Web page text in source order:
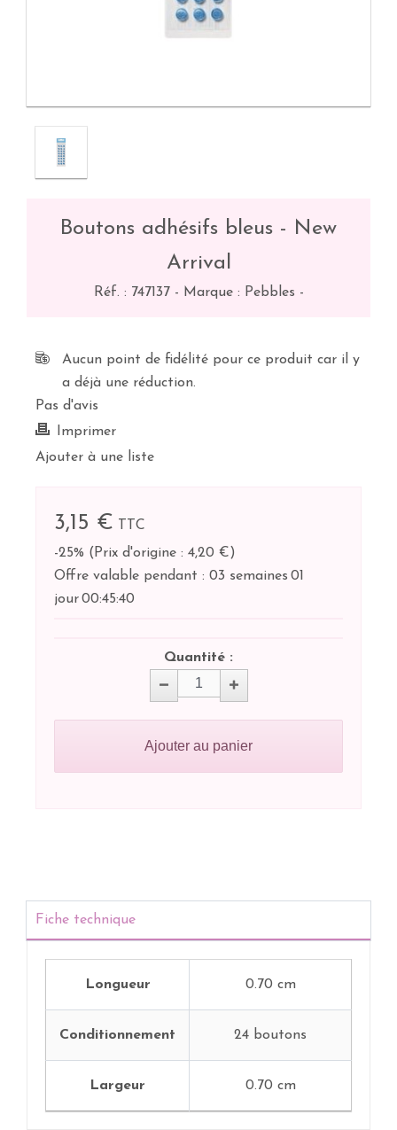
Boutons adhésifs bleus - New
Arrival
Réf. : 747137- Marque : Pebbles -
Aucun point de fidélité pour ce produit car il y
a déjà une réduction.
Pas d'avis
Imprimer
Ajouter à une liste
3,15 €
TTC
-25% ( Prix d'origine : 4,20 €)
Offre valable pendant : 03 semaines 01
jour00:45:40
Quantité :
Ajouter au panier
Fiche technique
Longueur 0.70 cm
Conditionnement 24 boutons
Largeur 0.70 cm